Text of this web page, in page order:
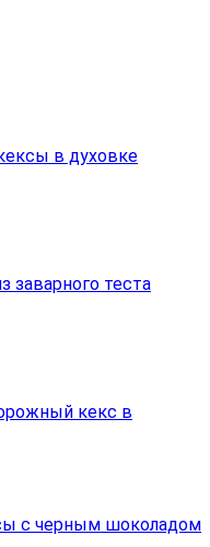
в духовке
заварного теста
кекс в
с черным шоколадом